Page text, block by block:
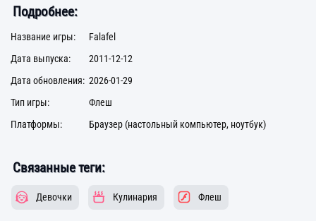
Подробнее:
Название игры:
Falafel
Дата выпуска:
2011-12-12
Дата обновления: 2026-01-29
Тип игры:
Флеш
Платформы:
Браузер (настольный компьютер, ноутбук)
Связанные теги:
Девочки Кулинария Флеш